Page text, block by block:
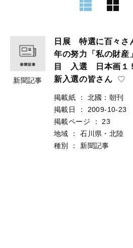
新聞記事
日展 特選に百々さ
年の努力「私の財
目 入選 日本画１
新入選の皆さん
掲載紙 ：
北國：朝刊
掲載日
：
2009-10-23
掲載ページ
：
23
地域
：
石川県・北陸
種別
： 新聞記事